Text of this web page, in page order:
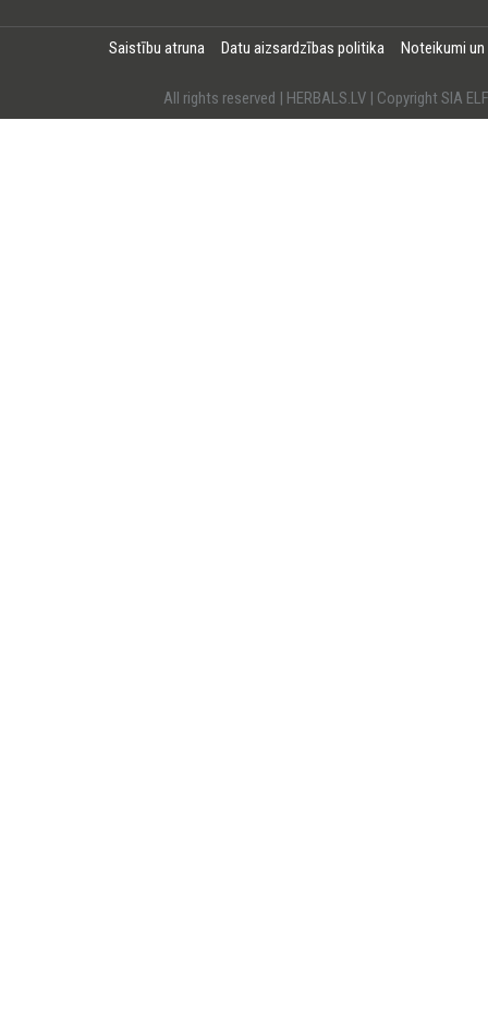
Saistību atruna Datu aizsardzības politika Noteikumi
All rights reserved | HERBALS.LV | Copyright SIA